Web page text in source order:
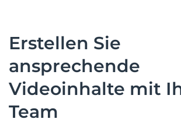
Erstellen Sie
ansprechende
Videoinhalte mit
Team